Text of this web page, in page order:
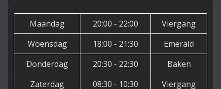
Maandag 20:00 - 22:00
Viergang
Woensdag
18:00 - 21:30
Emerald
Donderdag
20:30 - 22:30
Baken
Zaterdag
08:30 - 10:30 Viergang